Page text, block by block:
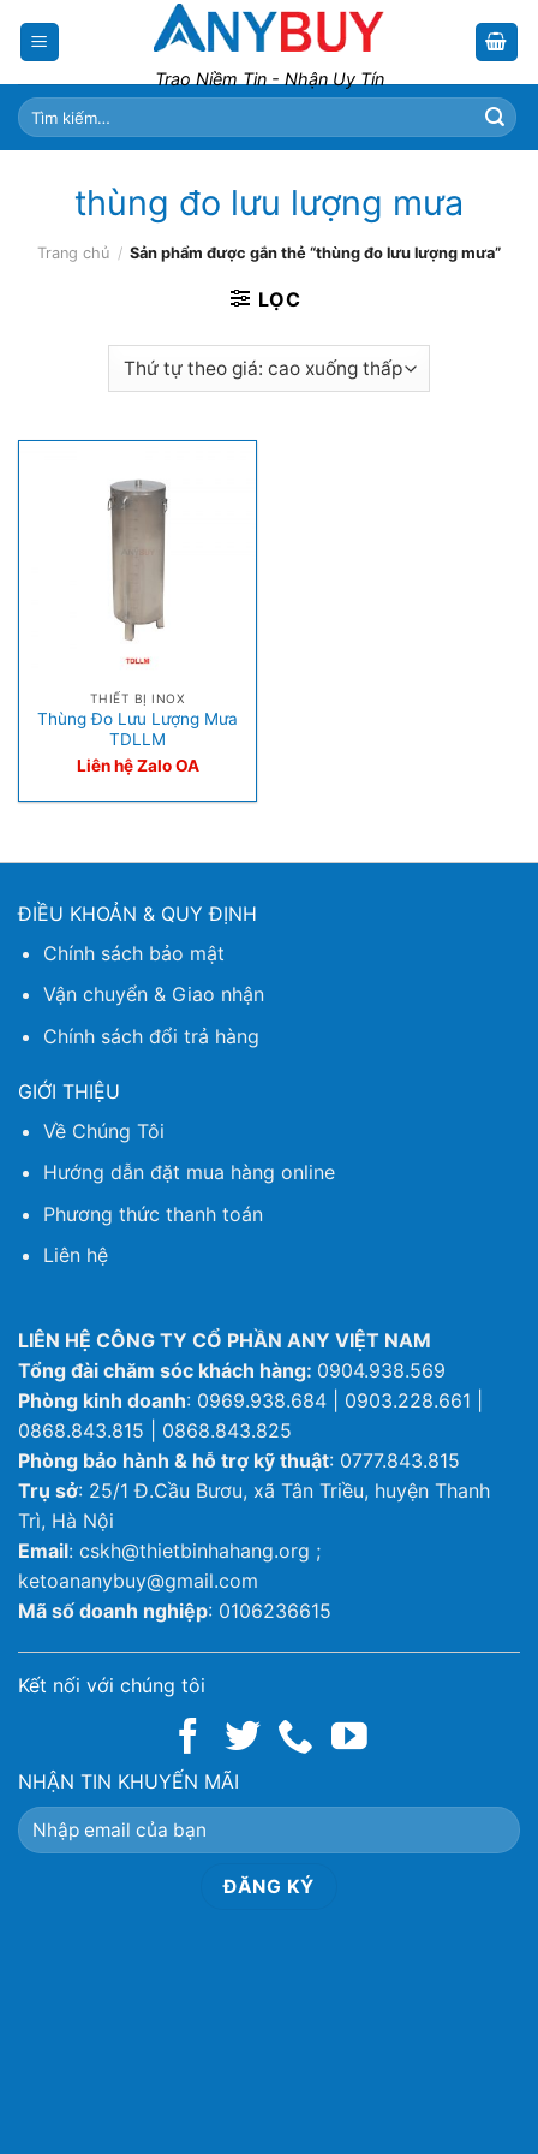
Trao Niềm Tin - Nhận Uy Tín
Tìm
kiếm:
thùng đo lưu lượng mưa
Trang chủ / Sản phẩm được gắn thẻ “thùng đo lưu lượng mưa”
LỌC
THIẾT BỊ INOX
Thùng Đo Lưu Lượng Mưa
TDLLM
Liên hệ Zalo OA
ĐIỀU KHOẢN & QUY ĐỊNH
Chính sách bảo mật
Vận chuyển & Giao nhận
Chính sách đổi trả hàng
GIỚI THIỆU
Về Chúng Tôi
Hướng dẫn đặt mua hàng online
Phương thức thanh toán
Liên hệ
LIÊN HỆ CÔNG TY CỔ PHẦN ANY VIỆT NAM
Tổng đài chăm sóc khách hàng: 0904.938.569
Phòng kinh doanh: 0969.938.684 | 0903.228.661 |
0868.843.815 | 0868.843.825
Phòng bảo hành & hỗ trợ kỹ thuật: 0777.843.815
Trụ sở: 25/1 Đ.Cầu Bươu, xã Tân Triều, huyện Thanh
Trì, Hà Nội
Email: cskh@thietbinhahang.org ;
ketoananybuy@gmail.com
Mã số doanh nghiệp: 0106236615
Kết nối với chúng tôi
NHẬN TIN KHUYẾN MÃI